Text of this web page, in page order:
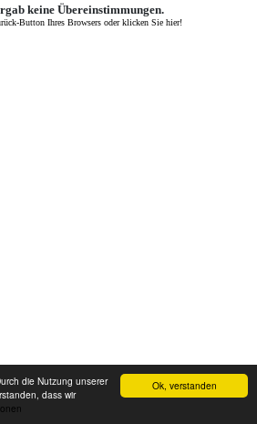
Ok, verstanden
die Nutzung unserer
dass wir
keine Übereinstimmungen.
Button Ihres Browsers oder klicken Sie hier!